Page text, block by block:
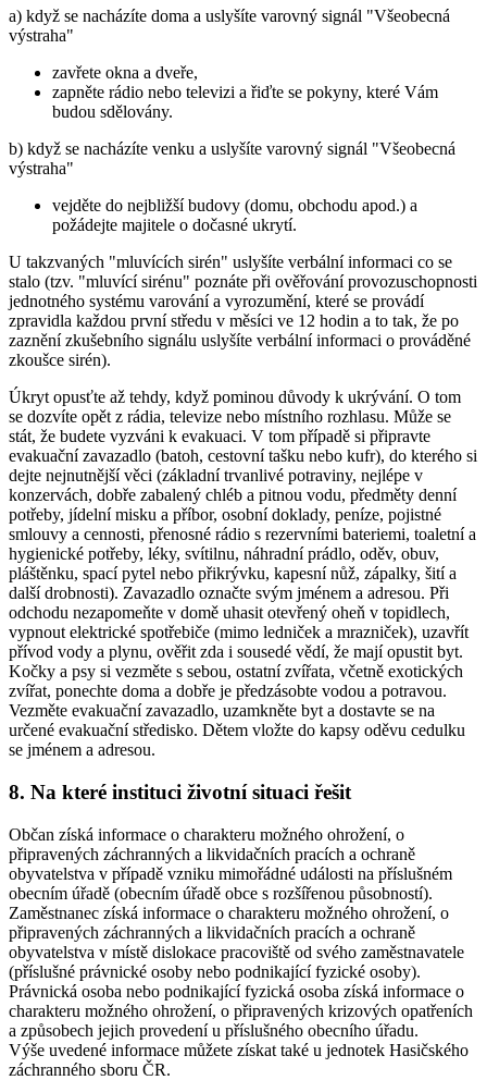
a) když se nacházíte doma a uslyšíte varovný signál "Všeobecná
výstraha"
zavřete okna a dveře,
zapněte rádio nebo televizi a řiďte se pokyny, které Vám
budou sdělovány.
b) když se nacházíte venku a uslyšíte varovný signál "Všeobecná
výstraha"
vejděte do nejbližší budovy (domu, obchodu apod.) a
požádejte majitele o dočasné ukrytí.
U takzvaných "mluvících sirén" uslyšíte verbální informaci co se
stalo (tzv. "mluvící sirénu" poznáte při ověřování provozuschopnosti
jednotného systému varování a vyrozumění, které se provádí
zpravidla každou první středu v měsíci ve 12 hodin a to tak, že po
zaznění zkušebního signálu uslyšíte verbální informaci o prováděné
zkoušce sirén).
Úkryt opusťte až tehdy, když pominou důvody k ukrývání. O tom
se dozvíte opět z rádia, televize nebo místního rozhlasu. Může se
stát, že budete vyzváni k evakuaci. V tom případě si připravte
evakuační zavazadlo (batoh, cestovní tašku nebo kufr), do kterého si
dejte nejnutnější věci (základní trvanlivé potraviny, nejlépe v
konzervách, dobře zabalený chléb a pitnou vodu, předměty denní
potřeby, jídelní misku a příbor, osobní doklady, peníze, pojistné
smlouvy a cennosti, přenosné rádio s rezervními bateriemi, toaletní a
hygienické potřeby, léky, svítilnu, náhradní prádlo, oděv, obuv,
pláštěnku, spací pytel nebo přikrývku, kapesní nůž, zápalky, šití a
další drobnosti). Zavazadlo označte svým jménem a adresou. Při
odchodu nezapomeňte v domě uhasit otevřený oheň v topidlech,
vypnout elektrické spotřebiče (mimo ledniček a mrazniček), uzavřít
přívod vody a plynu, ověřit zda i sousedé vědí, že mají opustit byt.
Kočky a psy si vezměte s sebou, ostatní zvířata, včetně exotických
zvířat, ponechte doma a dobře je předzásobte vodou a potravou.
Vezměte evakuační zavazadlo, uzamkněte byt a dostavte se na
určené evakuační středisko. Dětem vložte do kapsy oděvu cedulku
se jménem a adresou.
8. Na které instituci životní situaci řešit
Občan získá informace o charakteru možného ohrožení, o
připravených záchranných a likvidačních pracích a ochraně
obyvatelstva v případě vzniku mimořádné události na příslušném
obecním úřadě (obecním úřadě obce s rozšířenou působností).
Zaměstnanec získá informace o charakteru možného ohrožení, o
připravených záchranných a likvidačních pracích a ochraně
obyvatelstva v místě dislokace pracoviště od svého zaměstnavatele
(příslušné právnické osoby nebo podnikající fyzické osoby).
Právnická osoba nebo podnikající fyzická osoba získá informace o
charakteru možného ohrožení, o připravených krizových opatřeních
a způsobech jejich provedení u příslušného obecního úřadu.
Výše uvedené informace můžete získat také u jednotek Hasičského
záchranného sboru ČR.